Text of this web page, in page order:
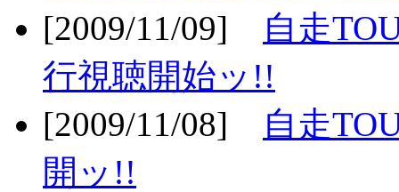
[2009/11/09]
自走
行視聴開始ッ!!
[2009/11/08]
自走
開ッ!!